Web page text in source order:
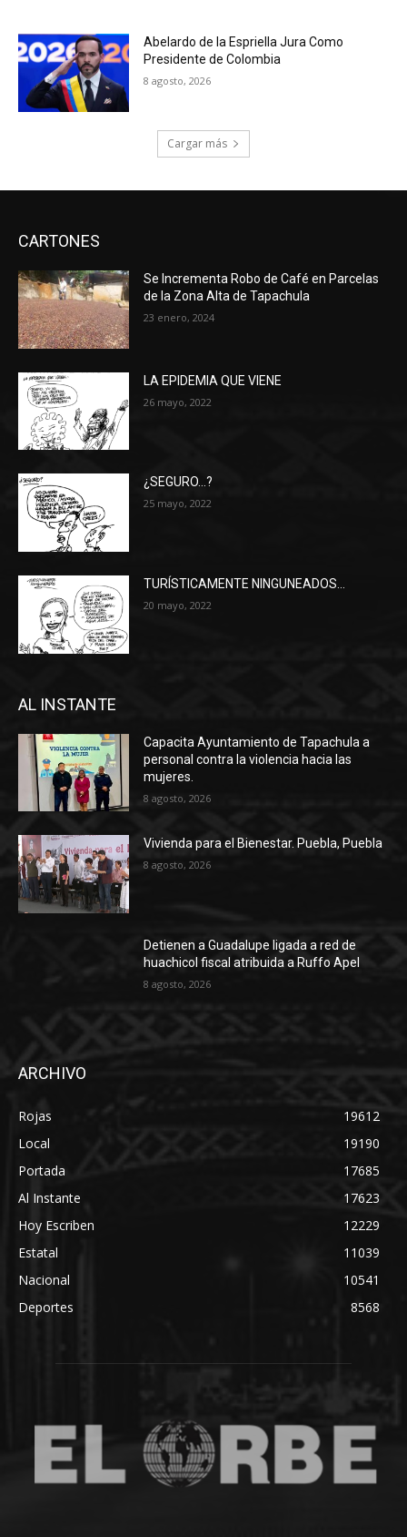
Abelardo de la Espriella Jura Como
Presidente de Colombia
8 agosto, 2026
Cargar más
CARTONES
Se Incrementa Robo de Café en Parcelas
de la Zona Alta de Tapachula
23 enero, 2024
LA EPIDEMIA QUE VIENE
26 mayo, 2022
¿SEGURO…?
25 mayo, 2022
TURÍSTICAMENTE NINGUNEADOS…
20 mayo, 2022
AL INSTANTE
Capacita Ayuntamiento de Tapachula a
personal contra la violencia hacia las
mujeres.
8 agosto, 2026
Vivienda para el Bienestar. Puebla, Puebla
8 agosto, 2026
Detienen a Guadalupe ligada a red de
huachicol fiscal atribuida a Ruffo Apel
8 agosto, 2026
ARCHIVO
Rojas
19612
Local
19190
Portada
17685
Al Instante
17623
Hoy Escriben
12229
Estatal
11039
Nacional
10541
Deportes
8568